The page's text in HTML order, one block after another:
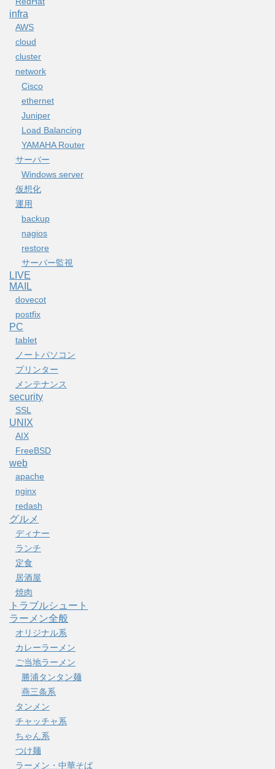
infra
AWS
cloud
cluster
network
Cisco
ethernet
Juniper
Load Balancing
YAMAHA Router
サーバー
Windows server
仮想化
運用
backup
nagios
restore
サーバー監視
LIVE
MAIL
dovecot
postfix
PC
tablet
ノートパソコン
プリンター
メンテナンス
security
SSL
UNIX
AIX
FreeBSD
web
apache
nginx
redash
グルメ
ディナー
ランチ
定食
居酒屋
焼肉
トラブルシュート
ラーメン全般
オリジナル系
カレーラーメン
ご当地ラーメン
勝浦タンタン麺
燕三条系
タンメン
チャッチャ系
ちゃん系
つけ麺
ラーメン・中華そば